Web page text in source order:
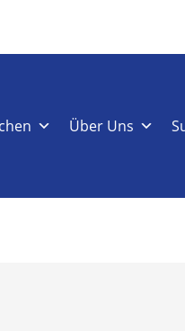
Über Uns